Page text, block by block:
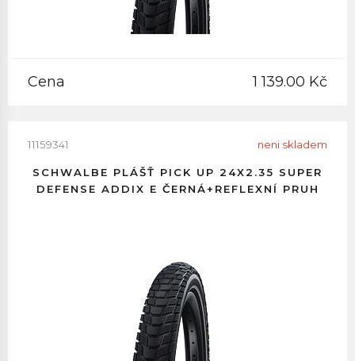
Cena 1 139.00 Kč
11159341 neni skladem
SCHWALBE PLÁŠŤ PICK UP 24X2.35 SUPER
DEFENSE ADDIX E ČERNÁ+REFLEXNÍ PRUH